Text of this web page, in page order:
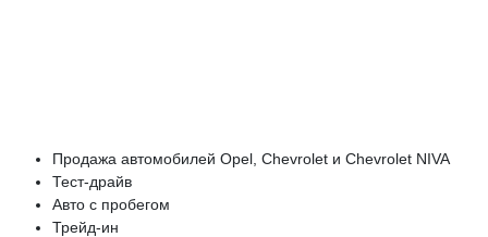
Продажа автомобилей Opel, Chevrolet и Chevrolet NIVA
Тест-драйв
Авто с пробегом
Трейд-ин